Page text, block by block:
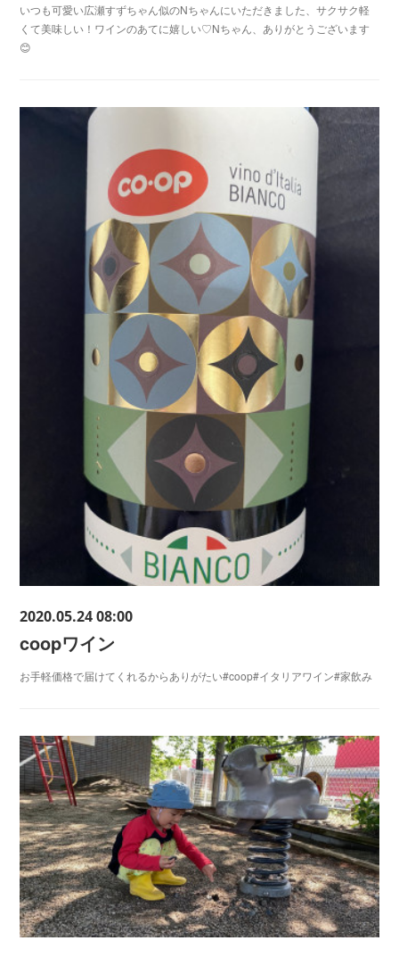
いつも可愛い広瀬すずちゃん似のNちゃんにいただきました、サクサク軽
くて美味しい！ワインのあてに嬉しい♡Nちゃん、ありがとうございます
😊
2020.05.24 08:00
coopワイン
お手軽価格で届けてくれるからありがたい#coop#イタリアワイン#家飲み